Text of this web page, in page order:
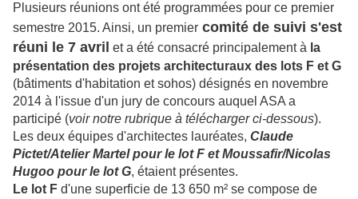
Plusieurs réunions ont été programmées pour ce premier
semestre 2015. Ainsi, un premier comité de suivi s'est
réuni le 7 avril et a été consacré principalement à la
présentation des projets architecturaux des lots F et G
(bâtiments d'habitation et sohos) désignés en novembre
2014 à l'issue d'un jury de concours auquel ASA a
participé (voir notre rubrique à télécharger ci-dessous).
Les deux équipes d'architectes lauréates, Claude
Pictet/Atelier Martel pour le lot F et Moussafir/Nicolas
Hugoo pour le lot G, étaient présentes.
Le lot F d'une superficie de 13 650 m² se compose de